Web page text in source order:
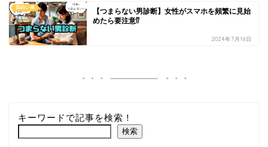
面白い系
【つまらない男診断】女性がスマホを頻繁に見始
めたら要注意⁉
2024年7月16日
キーワードで記事を検索！
検索